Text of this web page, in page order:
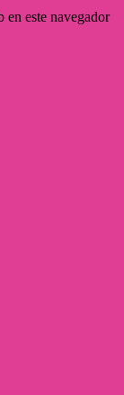
este navegador